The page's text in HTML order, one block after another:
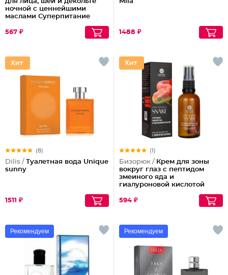
ночной с ценнейшими
маслами Суперпитание
567 ₽
1488 ₽
(8)
Dilis / Туалетная вода Unique
sunny
1511 ₽
(1)
Бизорюк / Крем для зоны
вокруг глаз с пептидом
змеиного яда и
гиалуроновой кислотой
594 ₽
Рекомендуем Рекомендуем